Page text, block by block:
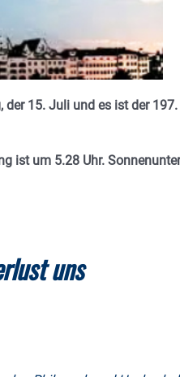
15. Juli und es ist der
ist um 5.28 Uhr.
uns